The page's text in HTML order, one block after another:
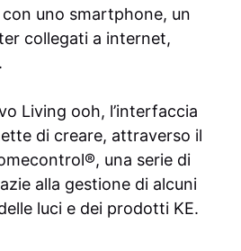
uno smartphone, un
collegati a internet,
Living ooh, l’interfaccia
di creare, attraverso il
una serie di
alla gestione di alcuni
luci e dei prodotti KE.